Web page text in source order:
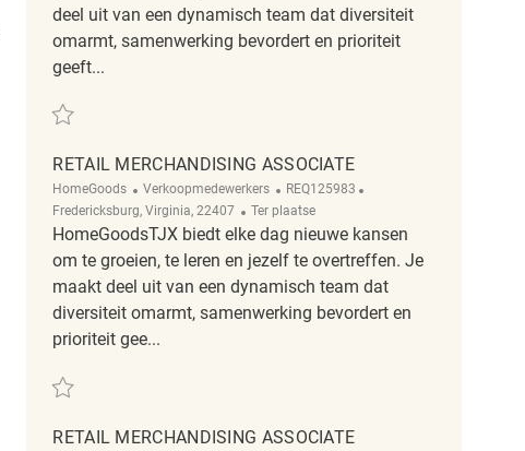
deel uit van een dynamisch team dat diversiteit
omarmt, samenwerking bevordert en prioriteit
geeft...
Redden Merchandising Associate REQ113883
RETAIL MERCHANDISING ASSOCIATE
HomeGoods Categorie
Verkoopmedewerkers ReqId
REQ125983
Fredericksburg, Virginia, 22407
Afgelegen
Ter plaatse
HomeGoodsTJX biedt elke dag nieuwe kansen
om te groeien, te leren en jezelf te overtreffen. Je
maakt deel uit van een dynamisch team dat
diversiteit omarmt, samenwerking bevordert en
prioriteit gee...
Redden Retail Merchandising Associate REQ125983
RETAIL MERCHANDISING ASSOCIATE